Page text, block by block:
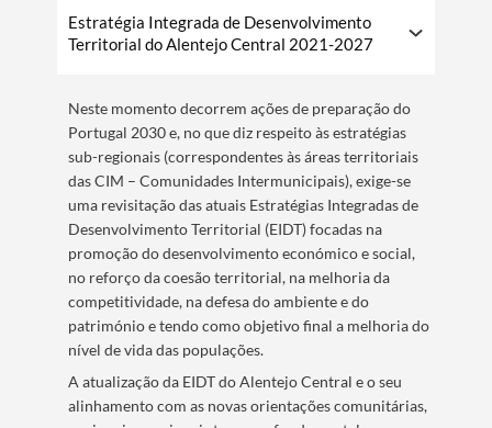
Categorias gerais
Filtros
​​​​​​Estratégia Integrada de Desenvolvimento
Territorial do Alentejo Central 2021-2027​​
Neste momento decorrem ações de preparação do
Portugal 2030 e, no que diz respeito às estratégias
sub-regionais (correspondentes às áreas territoriais
das CIM – Comunidades Intermunicipais), exige-se
uma revisitação das atuais Estratégias Integradas de
Desenvolvimento Territorial (EIDT) focadas na
promoção do desenvolvimento económico e social,
no reforço da coesão territorial, na melhoria da
competitividade, na defesa do ambiente e do
património e tendo como objetivo final a melhoria do
nível de vida das populações.
A atualização da EIDT do Alentejo Central e o seu
alinhamento com as novas orientações comunitárias,